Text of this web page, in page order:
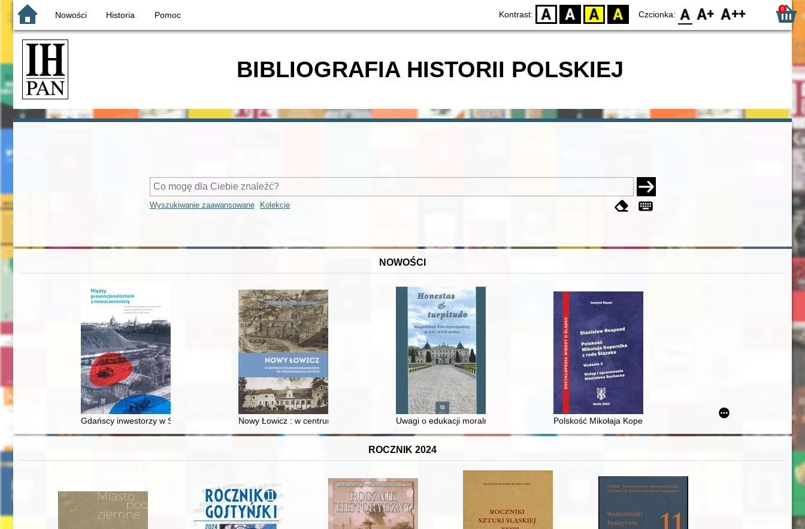
Nowości Historia Pomoc Kontrast: D BW YB BY Czcionka: F0 F1 F2 0
BIBLIOGRAFIA HISTORII POLSKIEJ
Wyszukiwanie zaawansowane Kolekcje
NOWOŚCI
Gdańscy inwestorzy w Sopocie : prestiż finansowy i towarzyski lokalnego mieszczaństwa w 2. poł. XIX w
Nowy Łowicz : w centrum poligonu drawskiego od średniowiecza do dziśUwagi o edukacji moralnej synów szlacheckich w XVI-wiecznej Rzeczypospolitej
Polskość Mikołaja Kopernika z rodu Ślązaka
ROCZNIK 2024